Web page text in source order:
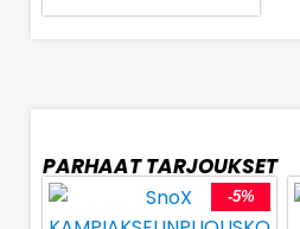
PARHAAT TARJOUKSET
-5%